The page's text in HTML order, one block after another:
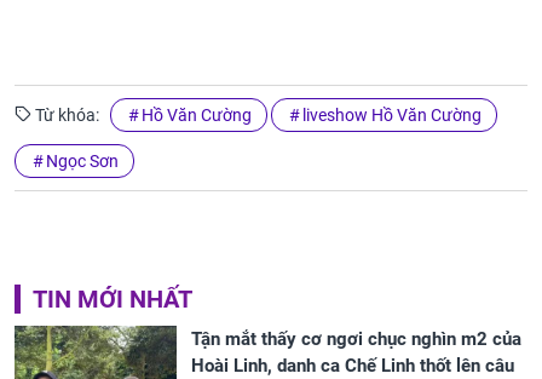
Từ khóa: Hồ Văn Cường liveshow Hồ Văn Cường
Ngọc Sơn
TIN MỚI NHẤT
Tận mắt thấy cơ ngơi chục nghìn m2 của
Hoài Linh, danh ca Chế Linh thốt lên câu